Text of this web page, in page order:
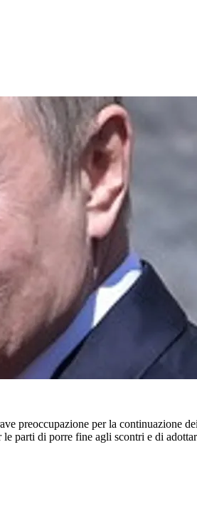
preoccupazione per la
parti di porre fine agli scontri e di